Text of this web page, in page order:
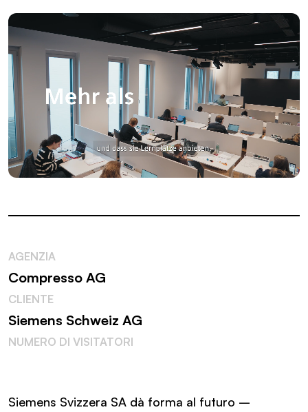
AGENZIA
Compresso AG
CLIENTE
Siemens Schweiz AG
NUMERO DI VISITATORI
Siemens Svizzera SA dà forma al futuro –